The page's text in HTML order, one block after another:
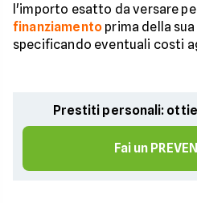
l'importo esatto da versare
finanziamento prima della
specificando eventuali costi
Prestiti personali:
Fai un